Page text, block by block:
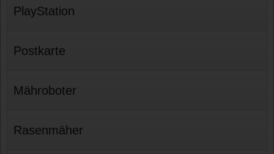
PlayStation
Postkarte
Mähroboter
Rasenmäher